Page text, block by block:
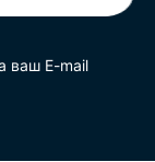
ваш E-mail